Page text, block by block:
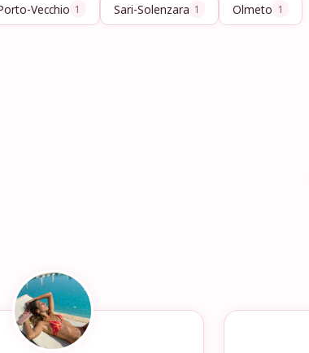
Vecchio 1 Sari-Solenzara 1 Olmeto 1